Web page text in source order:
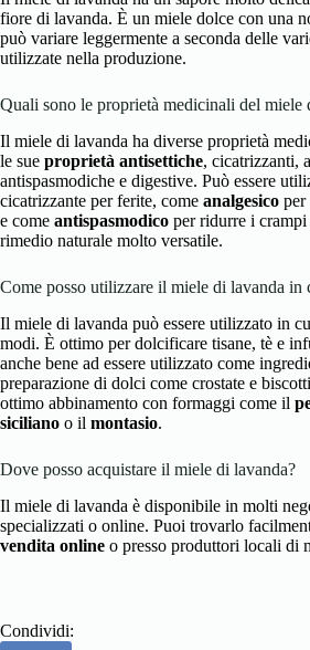
fiore di lavanda. È un miele dolce con una
può variare leggermente a seconda delle
utilizzate nella produzione.
Quali sono le proprietà medicinali del miele
Il miele di lavanda ha diverse proprietà
le sue proprietà antisettiche, cicatrizzanti,
antispasmodiche e digestive. Può essere
cicatrizzante per ferite, come analgesico per
e come antispasmodico per ridurre i
rimedio naturale molto versatile.
Come posso utilizzare il miele di lavanda in
Il miele di lavanda può essere utilizzato in
modi. È ottimo per dolcificare tisane, tè e
anche bene ad essere utilizzato come
preparazione di dolci come crostate e
ottimo abbinamento con formaggi come il
siciliano o il montasio.
Dove posso acquistare il miele di lavanda?
Il miele di lavanda è disponibile in molti
specializzati o online. Puoi trovarlo
vendita online o presso produttori locali di
Condividi: